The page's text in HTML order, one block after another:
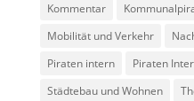
Kommentar
Mobilität und Verkehr
Piraten intern
Piraten
Städtebau und Wohnen